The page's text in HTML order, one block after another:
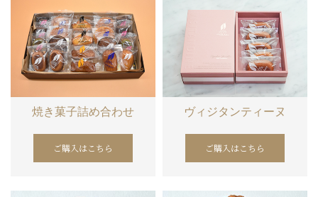
焼き菓子詰め合わせ
ご購入はこちら
ヴィジタンティーヌ
ご購入はこちら